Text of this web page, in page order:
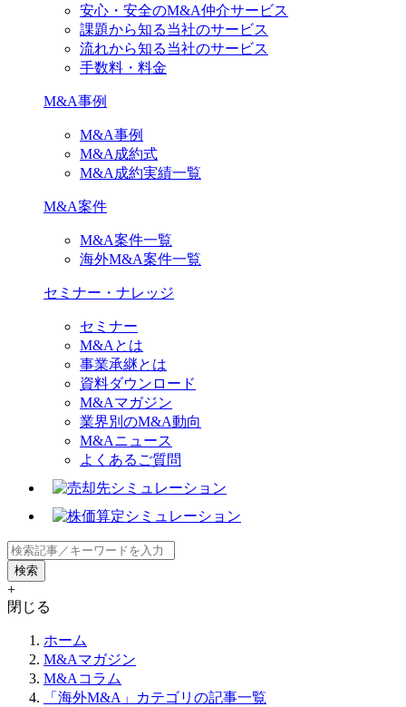
安心・安全のM&A仲介サービス
課題から知る当社のサービス
流れから知る当社のサービス
手数料・料金
M&A事例
M&A事例
M&A成約式
M&A成約実績一覧
M&A案件
M&A案件一覧
海外M&A案件一覧
セミナー・ナレッジ
セミナー
M&Aとは
事業承継とは
資料ダウンロード
M&Aマガジン
業界別のM&A動向
M&Aニュース
よくあるご質問
+
閉じる
ホーム
M&Aマガジン
M&Aコラム
「海外M&A」カテゴリの記事一覧